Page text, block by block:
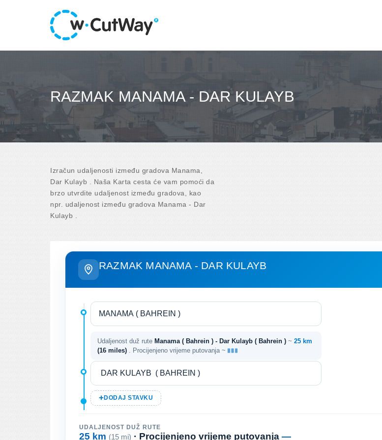
RAZMAK MANAMA - DAR KULAYB
Izračun udaljenosti između gradova Manama,
Dar Kulayb . Naša Karta cesta će vam pomoći da
brzo utvrdite udaljenost između gradova, kao
npr. udaljenost između gradova Manama - Dar
Kulayb .
RAZMAK MANAMA - DAR KULAYB
Udaljenost duž rute Manama ( Bahrein ) - Dar Kulayb ( Bahrein ) ~ 25 km
(16 miles)
. Procijenjeno vrijeme putovanja ~
DODAJ STAVKU
UDALJENOST DUŽ RUTE
25 km (15 mi) · Procijenjeno vrijeme putovanja —